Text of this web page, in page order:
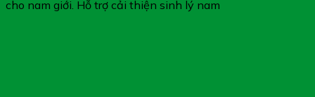
cho nam giới. Hỗ trợ cải thiện sinh lý nam